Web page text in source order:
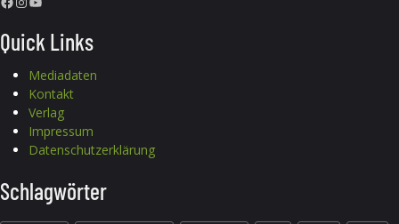
Quick Links
Mediadaten
Kontakt
Verlag
Impressum
Datenschutzerklärung
Schlagwörter